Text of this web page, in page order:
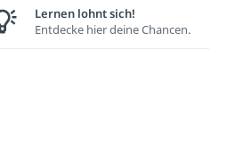
Lernen lohnt sich!
Entdecke hier deine Chancen.